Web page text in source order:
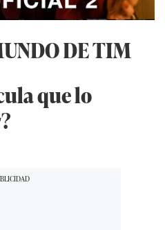
DE TIM
que lo